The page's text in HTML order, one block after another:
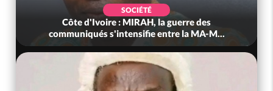
SOCIÉTÉ
Côte d'Ivoire : MIRAH, la guerre des
communiqués s'intensifie entre la MA-M...